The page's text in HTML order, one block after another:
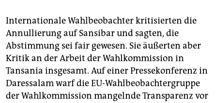
Internationale Wahlbeobachter kritisierten die
Annullierung auf Sansibar und sagten, die
Abstimmung sei fair gewesen. Sie äußerten aber
Kritik an der Arbeit der Wahlkommission in
Tansania insgesamt. Auf einer Pressekonferenz in
Daressalam warf die EU-Wahlbeobachtergruppe
der Wahlkommission mangelnde Transparenz vor